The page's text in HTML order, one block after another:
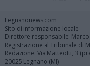
Legnanonews.com
Sito di informazione locale
Direttore responsabile: Marco
Registrazione al Tribunale di
Redazione: Via Matteotti, 3
20025 Legnano (MI)